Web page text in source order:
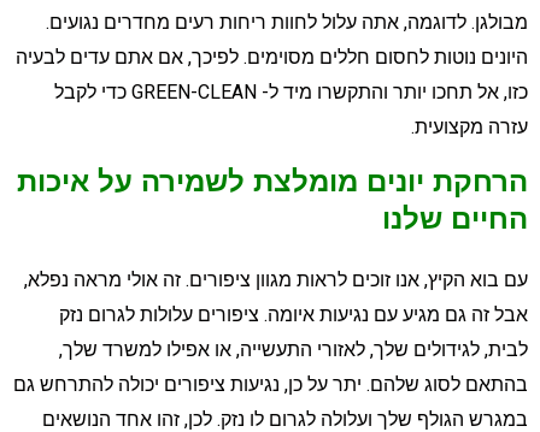
לדוגמה, אתה עלול לחוות ריחות רעים מחדרים נגועים.
נוטות לחסום חללים מסוימים. לפיכך, אם אתם עדים לבעיה
כזו, אל תחכו יותר והתקשרו מיד ל- GREEN-CLEAN כדי לקבל
מקצועית.
יונים מומלצת לשמירה על איכות
שלנו
בוא הקיץ, אנו זוכים לראות מגוון ציפורים. זה אולי מראה נפלא,
זה גם מגיע עם נגיעות איומה. ציפורים עלולות לגרום נזק
לגידולים שלך, לאזורי התעשייה, או אפילו למשרד שלך,
לסוג שלהם. יתר על כן, נגיעות ציפורים יכולה להתרחש גם
הגולף שלך ועלולה לגרום לו נזק. לכן, זהו אחד הנושאים